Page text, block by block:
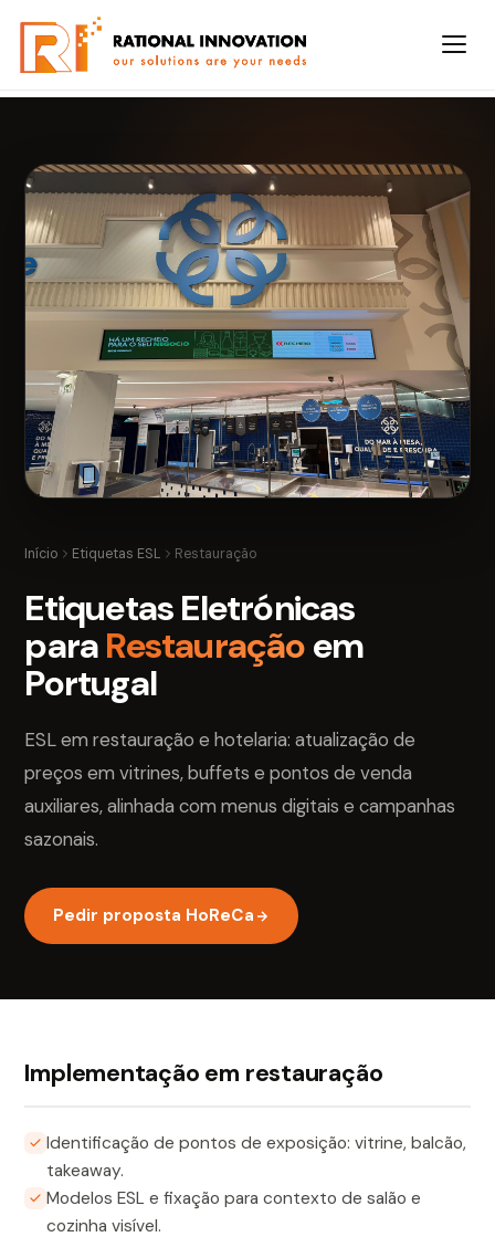
Início Etiquetas ESL Restauração
Etiquetas Eletrónicas
paraRestauraçãoem
Portugal
ESL em restauração e hotelaria: atualização de
preços em vitrines, buffets e pontos de venda
auxiliares, alinhada com menus digitais e campanhas
sazonais.
Pedir proposta HoReCa
Implementação em restauração
Identificação de pontos de exposição: vitrine, balcão,
takeaway.
Modelos ESL e fixação para contexto de salão e
cozinha visível.